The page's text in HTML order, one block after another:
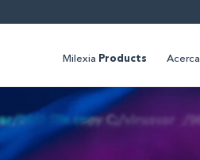
Milexia Products